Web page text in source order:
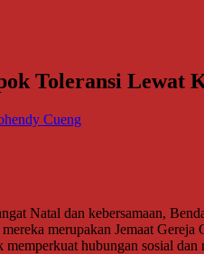
Toleransi Lewat
Cueng
Natal dan kebersamaan,
merupakan Jemaat
hubungan sosial